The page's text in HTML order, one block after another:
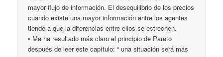
mayor flujo de información. El desequilibrio de los precios
cuando existe una mayor información entre los agentes
tiende a que la diferencias entre ellos se estrechen.
• Me ha resultado más claro el principio de Pareto
después de leer este capítulo: “ una situación será más